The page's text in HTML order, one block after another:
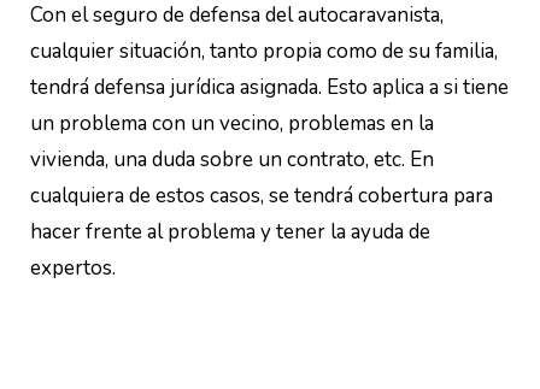
Con el seguro de defensa del autocaravanista,
cualquier situación, tanto propia como de su familia,
tendrá defensa jurídica asignada. Esto aplica a si tiene
un problema con un vecino, problemas en la
vivienda, una duda sobre un contrato, etc. En
cualquiera de estos casos, se tendrá cobertura para
hacer frente al problema y tener la ayuda de
expertos.